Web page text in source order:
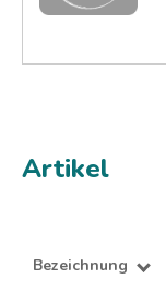
Artikel
Bezeichnung